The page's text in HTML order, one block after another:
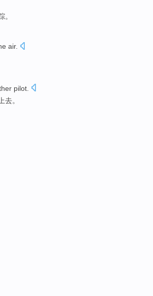
。
air.
pilot.
去。